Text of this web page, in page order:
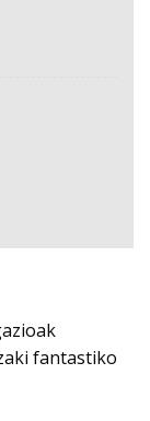
fantastiko